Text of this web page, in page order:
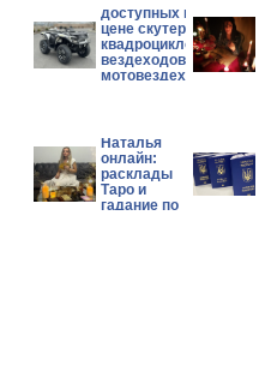
доступных по
цене скутеров,
квадроциклов,
вездеходов и
мотовездеходов
Наталья
онлайн:
расклады
Таро и
гадание по